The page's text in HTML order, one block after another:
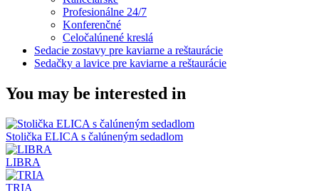
Profesionálne 24/7
Konferenčné
Celočalúnené kreslá
Sedacie zostavy pre kaviarne a reštaurácie
Sedačky a lavice pre kaviarne a reštaurácie
You may be interested in
Stolička ELICA s čalúneným sedadlom
LIBRA
TRIA